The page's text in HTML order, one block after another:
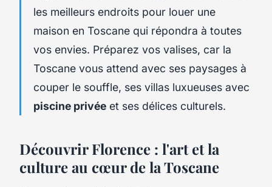
les meilleurs endroits pour louer une
maison en Toscane qui répondra à toutes
vos envies. Préparez vos valises, car la
Toscane vous attend avec ses paysages à
couper le souffle, ses villas luxueuses avec
piscine privée et ses délices culturels.
Découvrir Florence : l'art et la
culture au cœur de la Toscane